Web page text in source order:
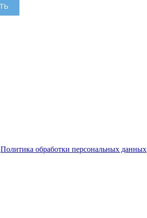
Политика обработки персональных данных